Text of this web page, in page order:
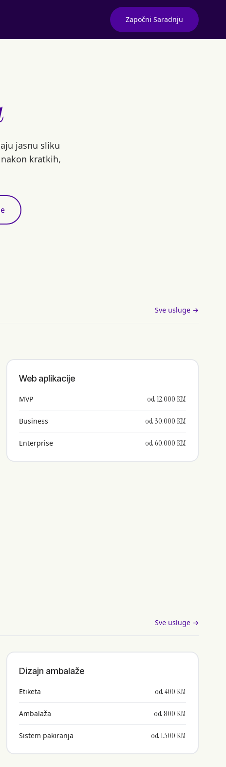
Započni Saradnju
jasnu sliku
kratkih,
Sve usluge →
Web aplikacije
MVP od 12.000 KM
Business od 30.000 KM
Enterprise od 60.000 KM
Sve usluge →
Dizajn ambalaže
Etiketa od 400 KM
Ambalaža od 800 KM
Sistem pakiranja od 1.500 KM